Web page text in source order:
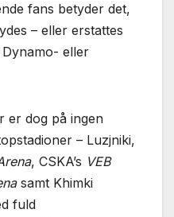
fans betyder det,
– eller erstattes
eller
er dog på ingen
– Luzjniki,
, CSKA’s VEB
samt Khimki
fuld